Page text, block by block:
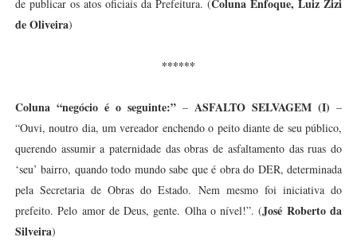
de publicar os atos oficiais da Prefeitura. (Coluna Enfoque, Luiz Zizi
de Oliveira)
******
Coluna “negócio é o seguinte:” –ASFALTO SELVAGEM (I) –
“Ouvi, noutro dia, um vereador enchendo o peito diante de seu público,
querendo assumir a paternidade das obras de asfaltamento das ruas do
‘seu’ bairro, quando todo mundo sabe que é obra do DER, determinada
pela Secretaria de Obras do Estado. Nem mesmo foi iniciativa do
prefeito. Pelo amor de Deus, gente. Olha o nível!”. (José Roberto da
Silveira)